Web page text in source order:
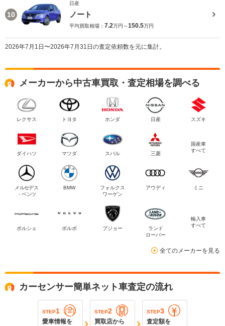
10
日産
ノート
平均買取相場： 7.2万円～150.5万円
2026年7月1日〜2026年7月31日の査定依頼数を元に集計。
メーカーから中古車買取・査定相場を調べる
レクサス トヨタ ホンダ 日産 スズキ
ダイハツ マツダ スバル 三菱
国産車
すべて
メルセデス
・ベンツ
BMW
フォルクス
ワーゲン
アウディ ミニ
ポルシェ ボルボ プジョー
ランド
ローバー
輸入車
すべて
全てのメーカーを見る
カーセンサー簡単ネット車査定の流れ
STEP1
愛車情報を
STEP2
買取店から
STEP3
査定額を